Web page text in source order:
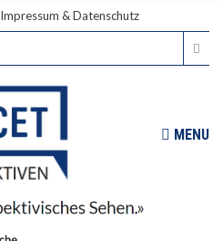
Impressum & Datenschutz
MENU